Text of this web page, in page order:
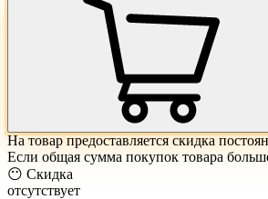
На товар предоставляется скидка
Если общая сумма покупок товара
😶 Скидка
отсутствует